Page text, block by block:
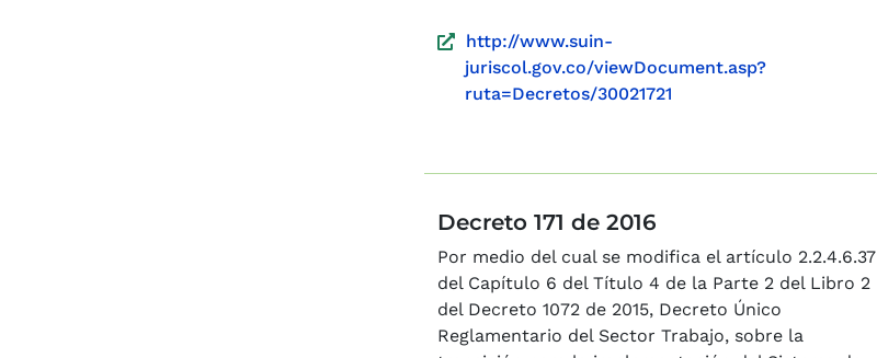
http://www.suin-
juriscol.gov.co/viewDocument.asp?
ruta=Decretos/30021721
Decreto 171 de 2016
Por medio del cual se modifica el artículo 2.2.4.6.37
del Capítulo 6 del Título 4 de la Parte 2 del Libro 2
del Decreto 1072 de 2015, Decreto Único
Reglamentario del Sector Trabajo, sobre la